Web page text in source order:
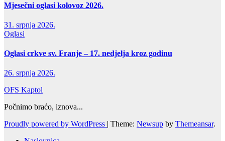
Mjesečni oglasi kolovoz 2026.
31. srpnja 2026.
Oglasi
Oglasi crkve sv. Franje – 17. nedjelja kroz godinu
26. srpnja 2026.
OFS Kaptol
Počnimo braćo, iznova...
Proudly powered by WordPress | Theme: Newsup by Themeansar.